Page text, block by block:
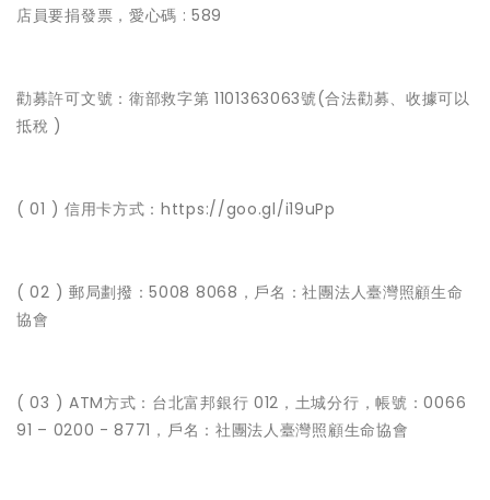
店員要捐發票，愛心碼 : 589
勸募許可文號：衛部救字第 1101363063號(合法勸募、收據可以
抵稅 )
( 01 ) 信用卡方式：https://goo.gl/i19uPp
( 02 ) 郵局劃撥：5008 8068，戶名：社團法人臺灣照顧生命
協會
( 03 ) ATM方式：台北富邦銀行 012，土城分行，帳號：0066
91 – 0200 - 8771，戶名：社團法人臺灣照顧生命協會